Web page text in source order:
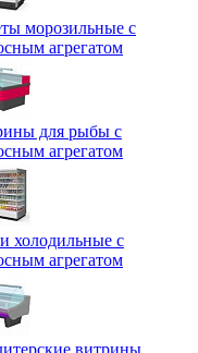
морозильные с
агрегатом
для рыбы с
агрегатом
холодильные с
агрегатом
витрины